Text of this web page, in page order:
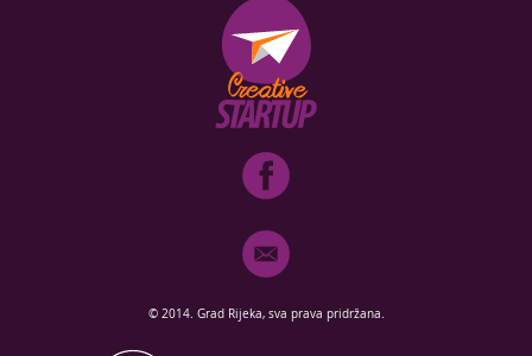
© 2014. Grad Rijeka, sva prava pridržana.